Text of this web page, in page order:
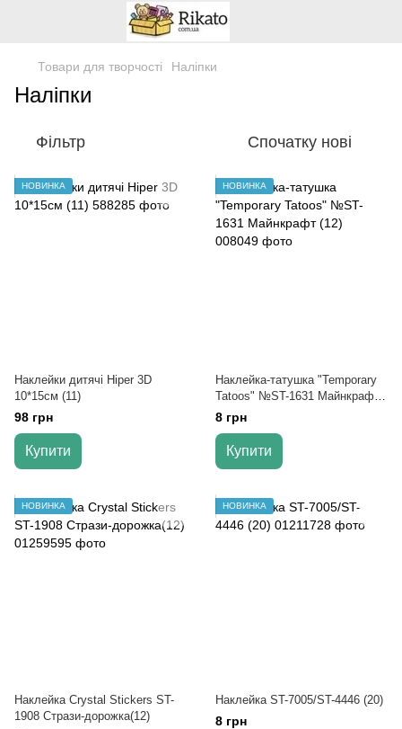
Товари для творчості Наліпки
Наліпки
Фільтр Спочатку нові
НОВИНКА
Наклейки дитячі Hiper 3D
10*15см (11)
98 грн
Купити
НОВИНКА
Наклейка-татушка "Temporary
Tatoos" №ST-1631 Майнкрафт
(12)
8 грн
Купити
НОВИНКА
Наклейка Crystal Stickers ST-
1908 Стрази-дорожка(12)
НОВИНКА
Наклейка ST-7005/ST-4446 (20)
8 грн